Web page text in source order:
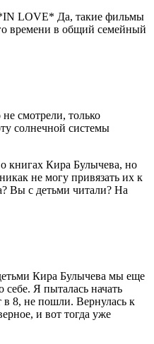
Да, такие фильмы
времени в общий семейный
смотрели, только
солнечной системы
книгах Кира Булычева, но
не могу привязать их к
Вы с детьми читали? На
Кира Булычева мы еще
Я пыталась начать
в 8, не пошли. Вернулась к
и вот тогда уже